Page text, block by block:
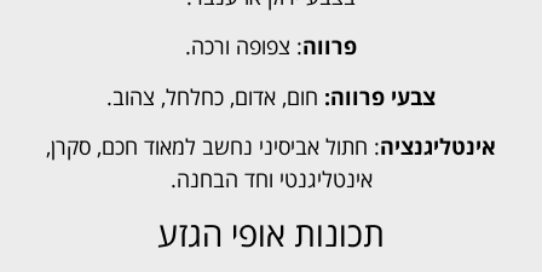
פרווה: צפופה ורכה.
צבעי פרווה: חום, אדום, כחלחל, צהוב.
אינטליגנציה: חתול אביסיני נחשב למאוד חכם, סקרן,
אינטליגנטי וחד הבחנה.
תכונות אופי הגזע